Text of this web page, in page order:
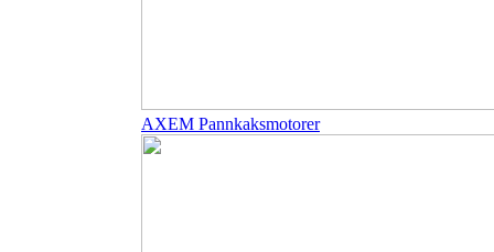
AXEM Pannkaksmotorer